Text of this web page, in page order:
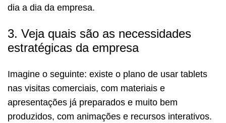
dia a dia da empresa.
3. Veja quais são as necessidades
estratégicas da empresa
Imagine o seguinte: existe o plano de usar tablets
nas visitas comerciais, com materiais e
apresentações já preparados e muito bem
produzidos, com animações e recursos interativos.